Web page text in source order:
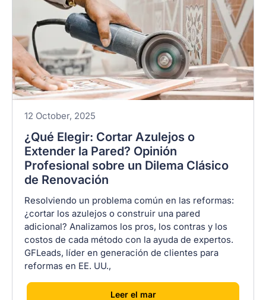
12 October, 2025
¿Qué Elegir: Cortar Azulejos o
Extender la Pared? Opinión
Profesional sobre un Dilema Clásico
de Renovación
Resolviendo un problema común en las reformas:
¿cortar los azulejos o construir una pared
adicional? Analizamos los pros, los contras y los
costos de cada método con la ayuda de expertos.
GFLeads, líder en generación de clientes para
reformas en EE. UU.,
[Leer el mar]